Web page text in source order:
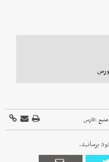
منبع :فارس
برسانید.